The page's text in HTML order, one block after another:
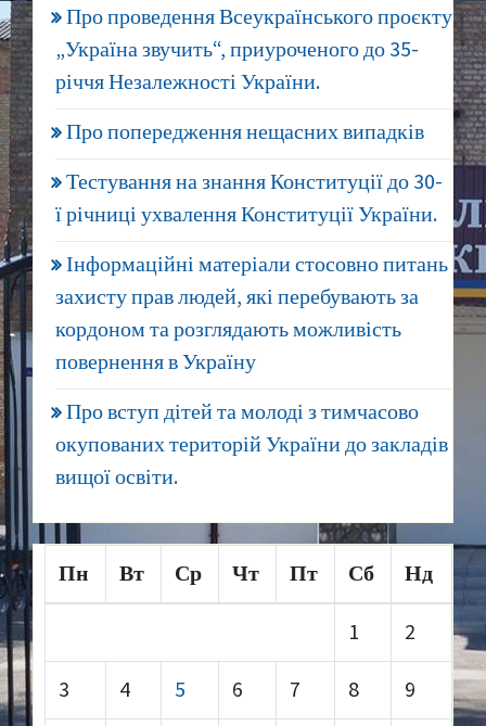
Про проведення Всеукраїнського проєкту
„Україна звучить“, приуроченого до 35-
річчя Незалежності України.
Про попередження нещасних випадків
Тестування на знання Конституції до 30-
ї річниці ухвалення Конституції України.
Інформаційні матеріали стосовно питань
захисту прав людей, які перебувають за
кордоном та розглядають можливість
повернення в Україну
Про вступ дітей та молоді з тимчасово
окупованих територій України до закладів
вищої освіти.
Пн Вт Ср Чт Пт Сб Нд
1 2
3 4 5 6 7 8 9